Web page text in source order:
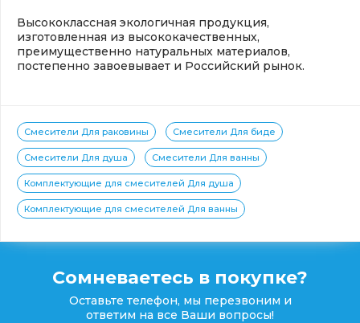
Высококлассная экологичная продукция,
изготовленная из высококачественных,
преимущественно натуральных материалов,
постепенно завоевывает и Российский рынок.
Смесители Для раковины Смесители Для биде
Смесители Для душа Смесители Для ванны
Комплектующие для смесителей Для душа
Комплектующие для смесителей Для ванны
Сомневаетесь в покупке?
Оставьте телефон, мы перезвоним и
ответим на все Ваши вопросы!